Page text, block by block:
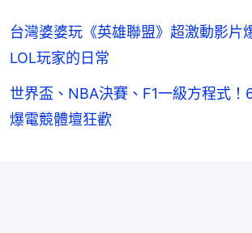
台灣婆婆玩《英雄聯盟》超激動影片
LOL玩家的日常
世界盃、NBA決賽、F1一級方程式！
爆電競體壇狂歡